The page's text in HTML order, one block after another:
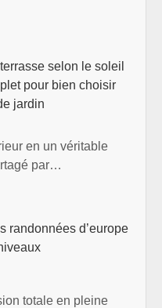
selon le soleil
pour bien choisir
jardin
en un véritable
par…
randonnées d’europe
totale en pleine